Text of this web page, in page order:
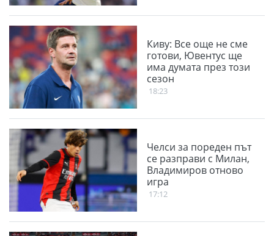
Киву: Все още не сме
готови, Ювентус ще
има думата през този
сезон
18:23
Челси за пореден път
се разправи с Милан,
Владимиров отново
игра
17:12